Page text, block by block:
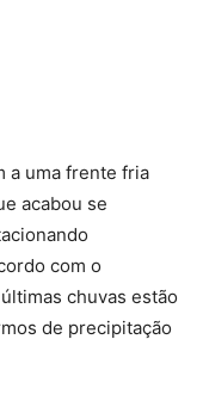
a uma frente fria
acabou se
com o
chuvas estão
de precipitação